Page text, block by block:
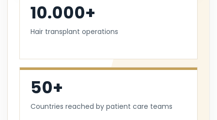
10.000+
Hair transplant operations
50+
Countries reached by patient care teams